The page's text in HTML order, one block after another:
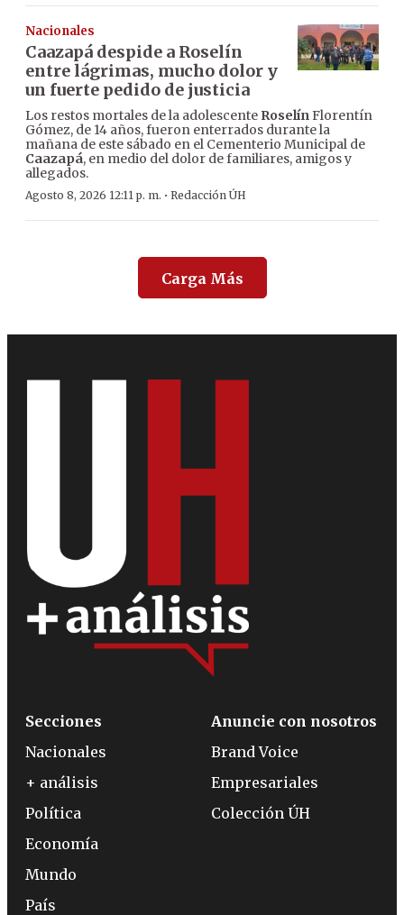
Nacionales
Caazapá despide a Roselín
entre lágrimas, mucho dolor y
un fuerte pedido de justicia
Los restos mortales de la adolescente RoselínFlorentín
Gómez, de 14 años, fueron enterrados durante la
mañana de este sábado en el Cementerio Municipal de
Caazapá, en medio del dolor de familiares, amigos y
allegados.
Agosto 8, 2026 12:11 p. m. · Redacción ÚH
Carga Más
Secciones
Nacionales
+ análisis
Política
Economía
Mundo
País
Anuncie con nosotros
Brand Voice
Empresariales
Colección ÚH